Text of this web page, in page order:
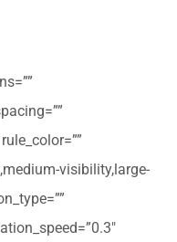
visibility,large-